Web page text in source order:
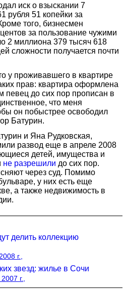
иск о взыскании 7
рубля 51 копейки за
того, бизнесмен
за пользование чужими
2 миллиона 379 тысяч 618
сложности получается почти
у проживавшего в квартире
прав: квартира оформлена
певец до сих пор прописан в
что меня
он побыстрее освободил
Батурин.
и Яна Рудковская,
развод еще в апреле 2008
детей, имущества и
не разрешили до сих пор.
через суд. Помимо
у них есть еще
а также недвижимость в
делить коллекцию
г.,
звезд: жилье в Сочи
г.,